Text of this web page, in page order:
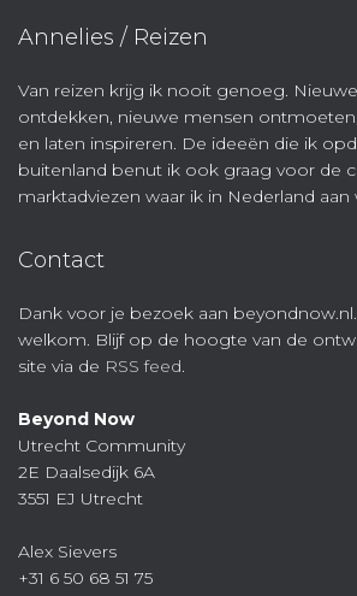
Annelies / Reizen
Van reizen krijg ik nooit genoeg.
ontdekken, nieuwe mensen
en laten inspireren. De ideeën die ik
buitenland benut ik ook graag voor de
marktadviezen waar ik in Nederland aan
Contact
Dank voor je bezoek aan
welkom. Blijf op de hoogte van de
site via de RSS feed.
Beyond Now
Utrecht Community
2E Daalsedijk 6A
3551 EJ Utrecht
Alex Sievers
+31 6 50 68 51 75